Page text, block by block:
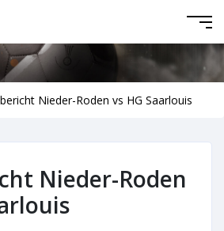
Nieder-Roden vs HG Saarlouis
Nieder-Roden